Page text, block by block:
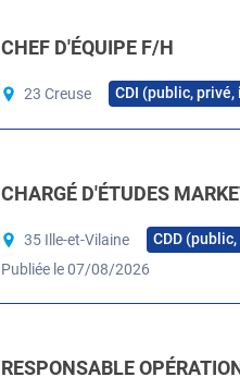
CHEF D'ÉQUIPE F/H
23 Creuse CDI (public, privé,
CHARGÉ D'ÉTUDES
35 Ille-et-Vilaine
CDD
Publiée le 07/08/2026
RESPONSABLE